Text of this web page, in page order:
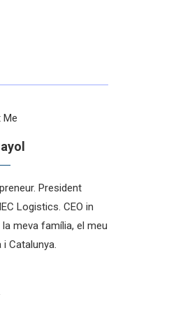
President
Logistics. CEO in
meva família, el meu
Catalunya.